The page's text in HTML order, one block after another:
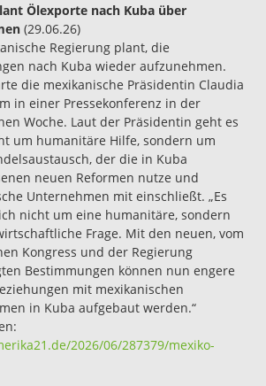
Ölexporte nach Kuba über
(29.06.26)
Regierung plant, die
nach Kuba wieder aufzunehmen.
die mexikanische Präsidentin Claudia
in einer Pressekonferenz in der
Woche. Laut der Präsidentin geht es
um humanitäre Hilfe, sondern um
der die in Kuba
neuen Reformen nutze und
Unternehmen mit einschließt. „Es
nicht um eine humanitäre, sondern
Frage. Mit den neuen, vom
Kongress und der Regierung
Bestimmungen können nun engere
mit mexikanischen
in Kuba aufgebaut werden.“
2026/06/287379/mexiko-